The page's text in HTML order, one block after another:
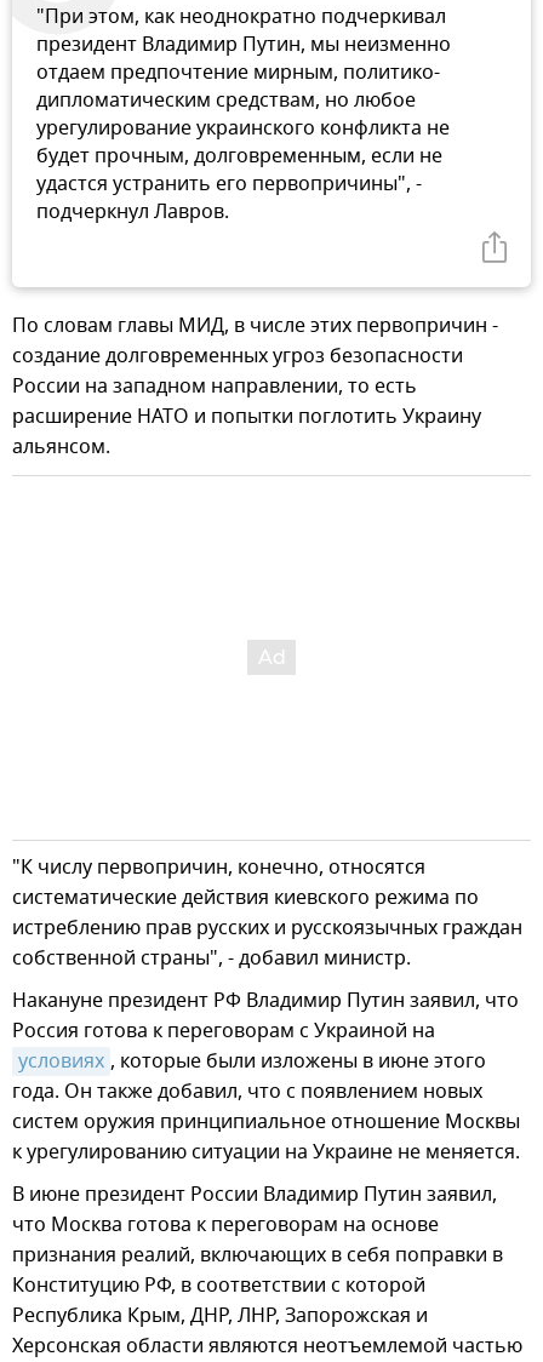
"При этом, как неоднократно подчеркивал
президент Владимир Путин, мы неизменно
отдаем предпочтение мирным, политико-
дипломатическим средствам, но любое
урегулирование украинского конфликта не
будет прочным, долговременным, если не
удастся устранить его первопричины", -
подчеркнул Лавров.
По словам главы МИД, в числе этих первопричин -
создание долговременных угроз безопасности
России на западном направлении, то есть
расширение НАТО и попытки поглотить Украину
альянсом.
"К числу первопричин, конечно, относятся
систематические действия киевского режима по
истреблению прав русских и русскоязычных граждан
собственной страны", - добавил министр.
Накануне президент РФ Владимир Путин заявил, что
Россия готова к переговорам с Украиной на
условиях , которые были изложены в июне этого
года. Он также добавил, что с появлением новых
систем оружия принципиальное отношение Москвы
к урегулированию ситуации на Украине не меняется.
В июне президент России Владимир Путин заявил,
что Москва готова к переговорам на основе
признания реалий, включающих в себя поправки в
Конституцию РФ, в соответствии с которой
Республика Крым, ДНР, ЛНР, Запорожская и
Херсонская области являются неотъемлемой частью